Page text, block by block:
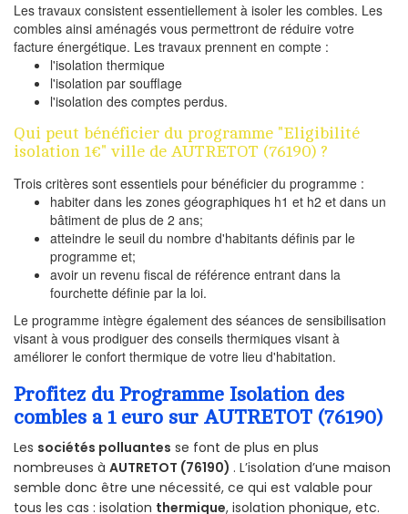
Les travaux consistent essentiellement à isoler les combles. Les
combles ainsi aménagés vous permettront de réduire votre
facture énergétique. Les travaux prennent en compte :
l'isolation thermique
l'isolation par soufflage
l'isolation des comptes perdus.
Qui peut bénéficier du programme "Eligibilité
isolation 1€" ville de AUTRETOT (76190) ?
Trois critères sont essentiels pour bénéficier du programme :
habiter dans les zones géographiques h1 et h2 et dans un
bâtiment de plus de 2 ans;
atteindre le seuil du nombre d'habitants définis par le
programme et;
avoir un revenu fiscal de référence entrant dans la
fourchette définie par la loi.
Le programme intègre également des séances de sensibilisation
visant à vous prodiguer des conseils thermiques visant à
améliorer le confort thermique de votre lieu d'habitation.
Profitez du Programme Isolation des
combles a 1 euro sur AUTRETOT (76190)
Les sociétés polluantes se font de plus en plus
nombreuses à AUTRETOT (76190) . L’isolation d’une maison
semble donc être une nécessité, ce qui est valable pour
tous les cas : isolation thermique, isolation phonique, etc.